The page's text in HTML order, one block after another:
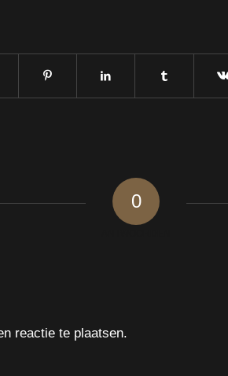
0
reactie te plaatsen.